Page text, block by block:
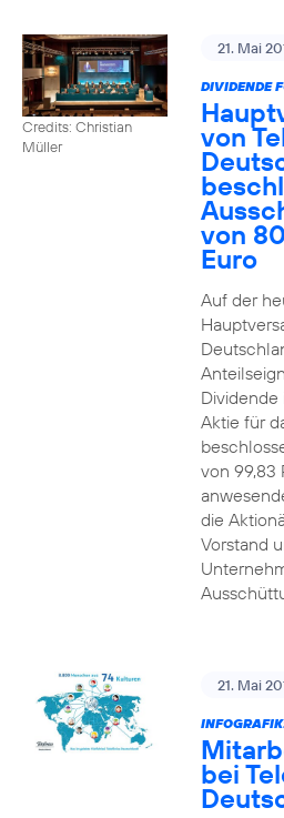
Credits: Christian
Müller
21. Mai
DIVIDENDE
von
von
Euro
Auf der
Dividende
Aktie für
von 99,83
die
Vorstand
21. Mai
bei